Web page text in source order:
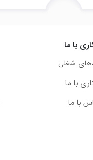
با ما
شغلی
با ما
با ما